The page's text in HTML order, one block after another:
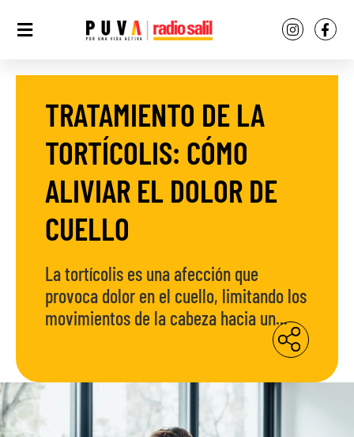
TRATAMIENTO DE LA
TORTÍCOLIS: CÓMO
ALIVIAR EL DOLOR DE
CUELLO
La tortícolis es una afección que
provoca dolor en el cuello, limitando los
movimientos de la cabeza hacia un...